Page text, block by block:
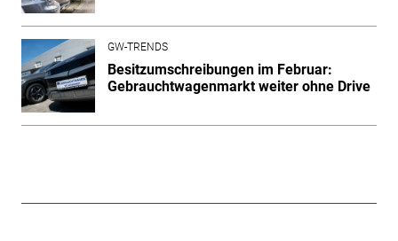
GW-TRENDS
Besitzumschreibungen im Februar:
Gebrauchtwagenmarkt weiter ohne Drive